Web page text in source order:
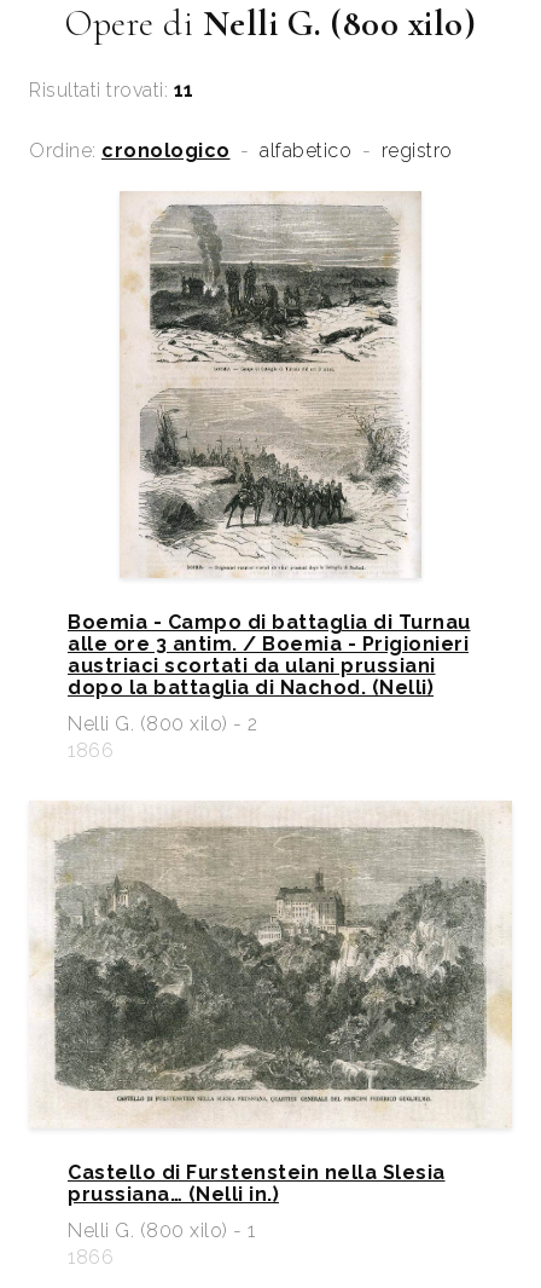
Opere di Nelli G. (800 xilo)
Risultati trovati: 11
Ordine: cronologico - alfabetico - registro
Boemia - Campo di battaglia di Turnau
alle ore 3 antim. / Boemia - Prigionieri
austriaci scortati da ulani prussiani
dopo la battaglia di Nachod. (Nelli)
Nelli G. (800 xilo) - 2
1866
Castello di Furstenstein nella Slesia
prussiana… (Nelli in.)
Nelli G. (800 xilo) - 1
1866